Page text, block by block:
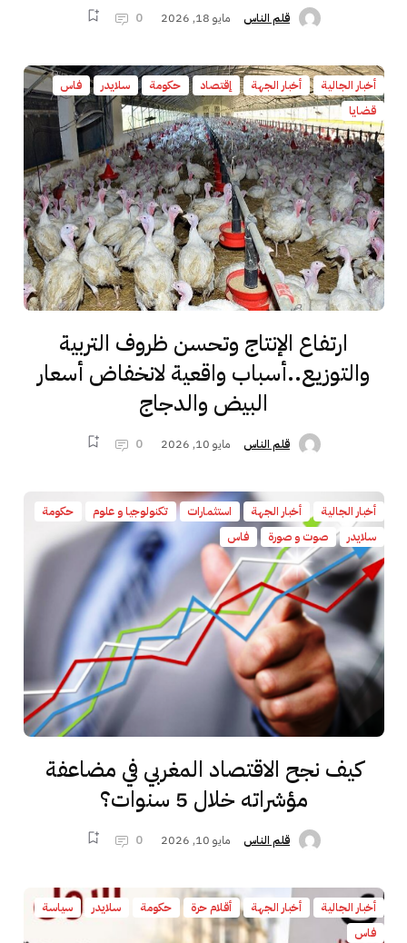
قلم الناس مايو 18, 2026 0
أخبار الجالية أخبار الجهة إقتصاد حكومة سلايدر
فاس
قضايا
ارتفاع الإنتاج وتحسن ظروف التربية
والتوزيع..أسباب واقعية لانخفاض أسعار
البيض والدجاج
قلم الناس مايو 10, 2026 0
أخبار الجالية أخبار الجهة استثمارات تكنولوجيا و علوم
حكومة
سلايدر
صوت و صورة فاس
كيف نجح الاقتصاد المغربي في مضاعفة
مؤشراته خلال 5 سنوات؟
قلم الناس مايو 10, 2026 0
أخبار الجالية أخبار الجهة أقلام حرة حكومة سلايدر
سياسة
فاس